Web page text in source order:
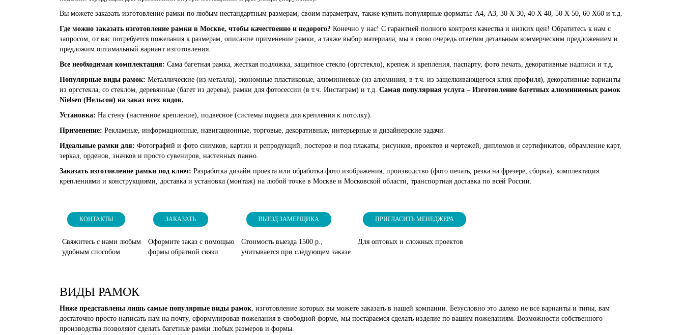
Вы можете заказать изготовление рамки по любым нестандартным размерам, своим параметрам, также купить популярные форматы: А4, А3, 30 Х 30, 40 Х 40, 50 Х 50, 60 Х60 и т.д.
Где можно заказать изготовление рамки в Москве, чтобы качественно и недорого? Конечно у нас! С гарантией полного контроля качества и низких цен! Обратитесь к нам с
запросом, от вас потребуется пожелания к размерам, описание применение рамки, а также выбор материала, мы в свою очередь ответим детальным коммерческим предложением и
предложим оптимальный вариант изготовления.
Все необходимая комплектация: Сама багетная рамка, жесткая подложка, защитное стекло (оргстекло), крепеж и крепления, паспарту, фото печать, декоративные надписи и т.д.
Популярные виды рамок: Металлические (из металла), экономные пластиковые, алюминиевые (из алюминия, в т.ч. из защелкивающегося клик профиля), декоративные варианты
из оргстекла, со стеклом, деревянные (багет из дерева), рамки для фотосессии (в т.ч. Инстаграм) и т.д. Самая популярная услуга – Изготовление багетных алюминиевых рамок
Nielsen (Нельсон) на заказ всех видов.
Установка: На стену (настенное крепление), подвесное (системы подвеса для крепления к потолку).
Применение: Рекламные, информационные, навигационные, торговые, декоративные, интерьерные и дизайнерские задачи.
Идеальные рамки для: Фотографий и фото снимков, картин и репродукций, постеров и под плакаты, рисунков, проектов и чертежей, дипломов и сертификатов, обрамление карт,
зеркал, орденов, значков и просто сувениров, настенных панно.
Заказать изготовление рамки под ключ: Разработка дизайн проекта или обработка фото изображения, производство (фото печать, резка на фрезере, сборка), комплектация
креплениями и конструкциями, доставка и установка (монтаж) на любой точке в Москве и Московской области, транспортная доставка по всей России.
КОНТАКТЫ
Свяжитесь с нами любым
удобным способом
ЗАКАЗАТЬ
Оформите заказ с помощью
формы обратной связи
ВЫЕЗД ЗАМЕРЩИКА
Стоимость выезда 1500 р.,
учитывается при следующем заказе
ПРИГЛАСИТЬ МЕНЕДЖЕРА
Для оптовых и сложных проектов
ВИДЫ РАМОК
Ниже представлены лишь самые популярные виды рамок, изготовление которых вы можете заказать в нашей компании. Безусловно это далеко не все варианты и типы, вам
достаточно просто написать нам на почту, сформулировав пожелания в свободной форме, мы постараемся сделать изделие по вашим пожеланиям. Возможности собственного
производства позволяют сделать багетные рамки любых размеров и формы.